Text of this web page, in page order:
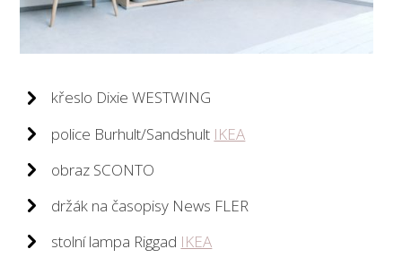
křeslo Dixie WESTWING
police Burhult/Sandshult IKEA
obraz SCONTO
držák na časopisy News FLER
stolní lampa Riggad IKEA